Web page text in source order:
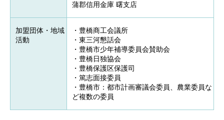
蒲郡信用金庫 曙支店
加盟団体・地域
活動
・豊橋商工会議所
・東三河懇話会
・豊橋市少年補導委員会賛助会
・豊橋日独協会
・豊橋保護区保護司
・篤志面接委員
・豊橋市：都市計画審議会委員、農業委員な
ど複数の委員